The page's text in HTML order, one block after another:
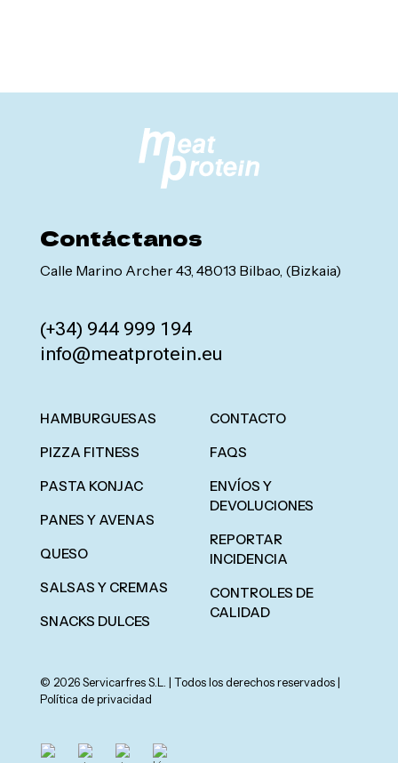
Contáctanos
Calle Marino Archer 43, 48013 Bilbao, (Bizkaia)
(+34) 944 999 194
info@meatprotein.eu
HAMBURGUESAS
PIZZA FITNESS
PASTA KONJAC
PANES Y AVENAS
QUESO
SALSAS Y CREMAS
SNACKS DULCES
CONTACTO
FAQS
ENVÍOS Y
DEVOLUCIONES
REPORTAR
INCIDENCIA
CONTROLES DE
CALIDAD
© 2026 Servicarfres S.L. | Todos los derechos reservados |
Política de privacidad